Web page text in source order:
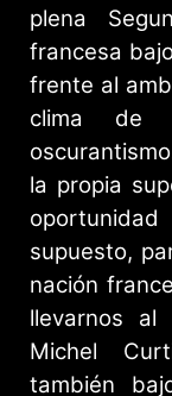
plena
francesa
frente al
clima de
la propia
supuesto,
nación
llevarnos al
Michel
también